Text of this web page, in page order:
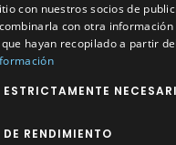
96 57
sport.es
con nuestros socios de
con otra información
hayan recopilado a partir
RENDIMIENTO